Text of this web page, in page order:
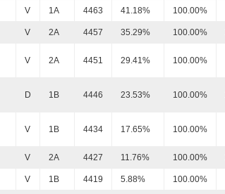
V 1A 4463 41.18% 100.00%
V 2A 4457 35.29% 100.00%
V 2A 4451 29.41% 100.00%
D 1B 4446 23.53% 100.00%
V 1B 4434 17.65% 100.00%
V 2A 4427 11.76% 100.00%
V 1B 4419 5.88% 100.00%